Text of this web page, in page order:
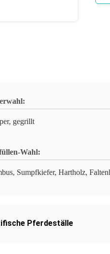
gegrillt
Wahl:
Sumpfkiefer, Hartholz,
Pferdeställe